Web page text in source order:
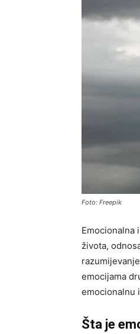
Foto: Freepik
Emocionalna
života,
emocijama
emocionalnu
Šta je